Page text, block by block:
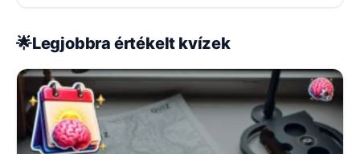
🌟Legjobbra értékelt kvízek